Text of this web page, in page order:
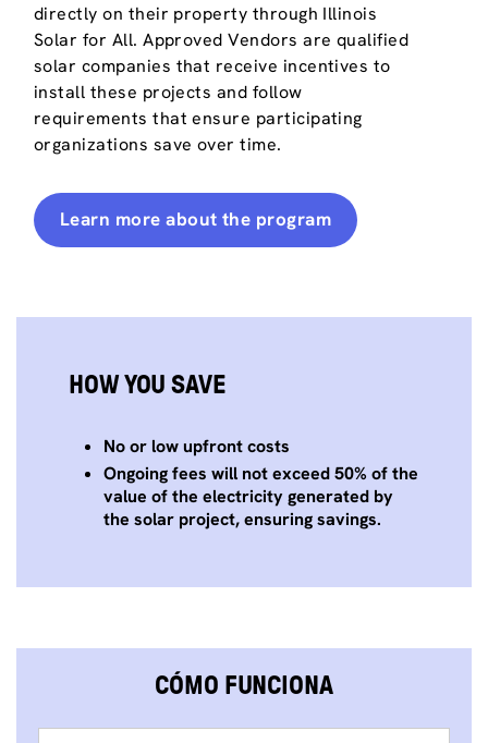
directly on their property through Illinois
Solar for All. Approved Vendors are qualified
solar companies that receive incentives to
install these projects and follow
requirements that ensure participating
organizations save over time.
Learn more about the program
HOW YOU SAVE
No or low upfront costs
Ongoing fees will not exceed 50% of the
value of the electricity generated by
the solar project, ensuring savings.
CÓMO FUNCIONA